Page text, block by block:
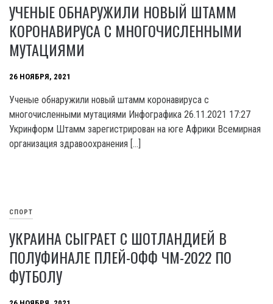
УЧЕНЫЕ ОБНАРУЖИЛИ НОВЫЙ ШТАММ
КОРОНАВИРУСА С МНОГОЧИСЛЕННЫМИ
МУТАЦИЯМИ
26 НОЯБРЯ, 2021
Ученые обнаружили новый штамм коронавируса с
многочисленными мутациями Инфографика 26.11.2021 17:27
Укринформ Штамм зарегистрирован на юге Африки Всемирная
организация здравоохранения […]
СПОРТ
УКРАИНА СЫГРАЕТ С ШОТЛАНДИЕЙ В
ПОЛУФИНАЛЕ ПЛЕЙ-ОФФ ЧМ-2022 ПО
ФУТБОЛУ